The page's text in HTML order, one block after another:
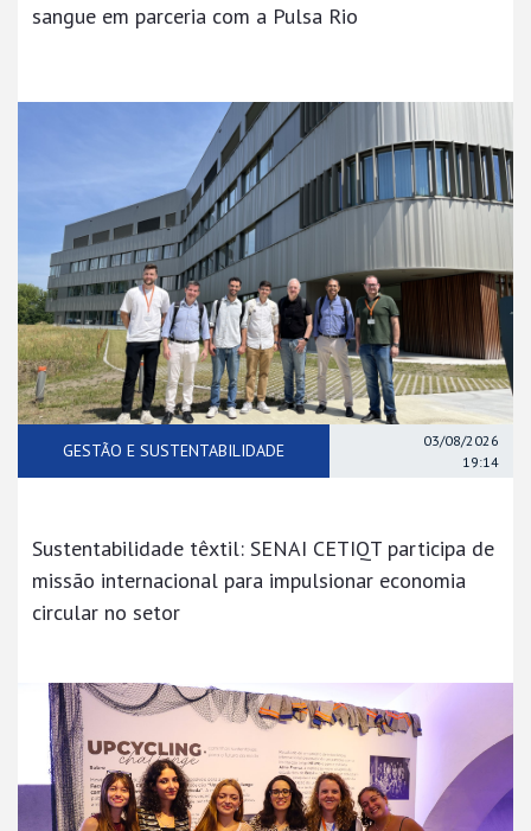
sangue em parceria com a Pulsa Rio
GESTÃO E SUSTENTABILIDADE
03/08/2026
19:14
Sustentabilidade têxtil: SENAI CETIQT participa de
missão internacional para impulsionar economia
circular no setor